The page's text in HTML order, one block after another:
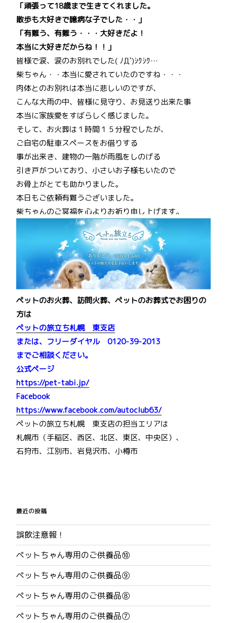
「頑張って18歳まで生きてくれました。
散歩も大好きで臆病な子でした・・」
「有難う、有難う・・・大好きだよ！
本当に大好きだからね！！」
皆様で涙、涙のお別れでした( ﾉД`)ｼｸｼｸ…
柴ちゃん・・本当に愛されていたのですね・・・
肉体とのお別れは本当に悲しいのですが、
こんな大雨の中、皆様に見守り、お見送り出来た事
本当に家族愛をすばらしく感じました。
そして、お火葬は１時間１５分程でしたが、
ご自宅の駐車スペースをお借りする
事が出来き、建物の一階が雨風をしのげる
引き戸がついており、小さいお子様もいたので
お骨上がとても助かりました。
本日もご依頼有難うございました。
柴ちゃんのご冥福を心よりお祈り申し上げます。
ペットのお火葬、訪問火葬、ペットのお葬式でお困りの
方は
ペットの旅立ち札幌 東支店
または、フリーダイヤル 0120-39-2013
までご相談ください。
公式ページ
https://pet-tabi.jp/
Facebook
https://www.facebook.com/autoclub63/
ペットの旅立ち札幌 東支店の担当エリアは
札幌市（手稲区、西区、北区、東区、中央区）、
石狩市、江別市、岩見沢市、小樽市
稿
ナ
ビ
ゲ
ー
シ
最近の投稿
誤飲注意報！
ペットちゃん専用のご供養品⑩
ペットちゃん専用のご供養品⑨
ペットちゃん専用のご供養品⑧
ペットちゃん専用のご供養品⑦